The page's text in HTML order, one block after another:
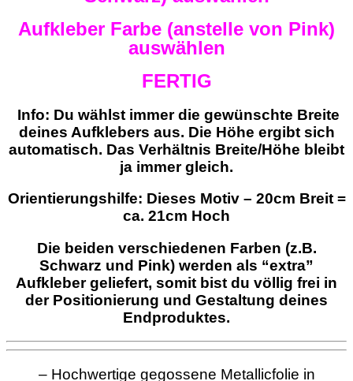
Aufkleber Farbe (anstelle von Pink)
auswählen
FERTIG
Info: Du wählst immer die gewünschte Breite
deines Aufklebers aus. Die Höhe ergibt sich
automatisch. Das Verhältnis Breite/Höhe bleibt
ja immer gleich.
Orientierungshilfe: Dieses Motiv – 20cm Breit =
ca. 21cm Hoch
Die beiden verschiedenen Farben (z.B.
Schwarz und Pink) werden als “extra”
Aufkleber geliefert, somit bist du völlig frei in
der Positionierung und Gestaltung deines
Endproduktes.
– Hochwertige gegossene Metallicfolie in